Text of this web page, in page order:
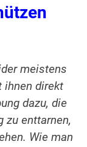
meistens
ihnen direkt
dazu, die
enttarnen,
Wie man